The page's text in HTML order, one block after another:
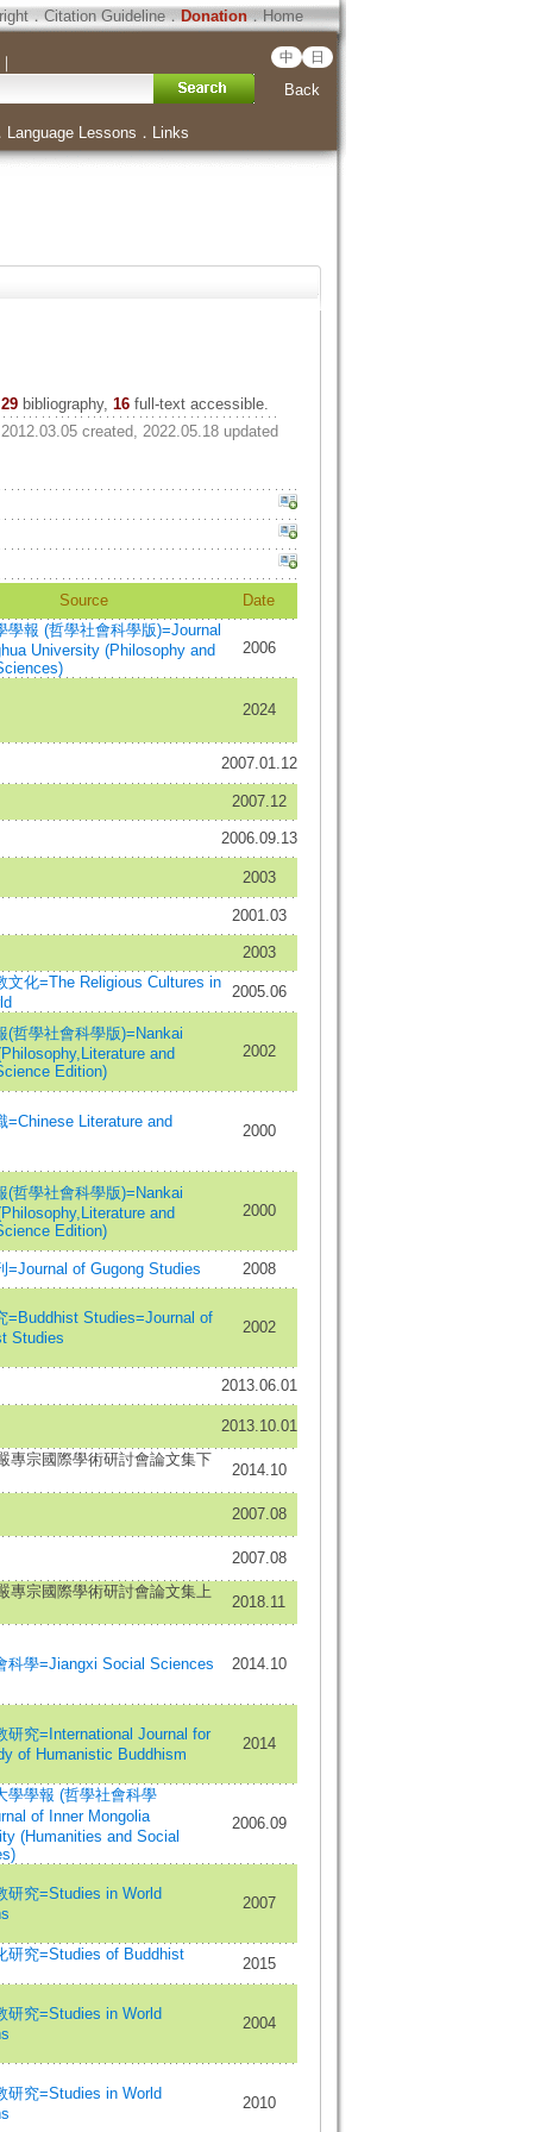
．Citation Guideline．Donation．Home
中 日
Back
Language Lessons ． Links
29 bibliography, 16full-text accessible.
2012.03.05 created, 2022.05.18 updated
Source Date
學報 (哲學社會科學版)=Journal
University (Philosophy and
2006
2024
2007.01.12
2007.12
2006.09.13
2003
2001.03
2003
文化=The Religious Cultures in
2005.06
(哲學社會科學版)=Nankai
and
Edition)
2002
=Chinese Literature and
2000
(哲學社會科學版)=Nankai
and
Edition)
2000
=Journal of Gugong Studies 2008
=Buddhist Studies=Journal of
Studies
2002
2013.06.01
2013.10.01
專宗國際學術研討會論文集下
2014.10
2007.08
2007.08
專宗國際學術研討會論文集上
2018.11
科學=Jiangxi Social Sciences 2014.10
研究=International Journal for
of Humanistic Buddhism
2014
學學報 (哲學社會科學
of Inner Mongolia
(Humanities and Social
2006.09
研究=Studies in World
2007
研究=Studies of Buddhist
2015
研究=Studies in World
2004
研究=Studies in World
2010